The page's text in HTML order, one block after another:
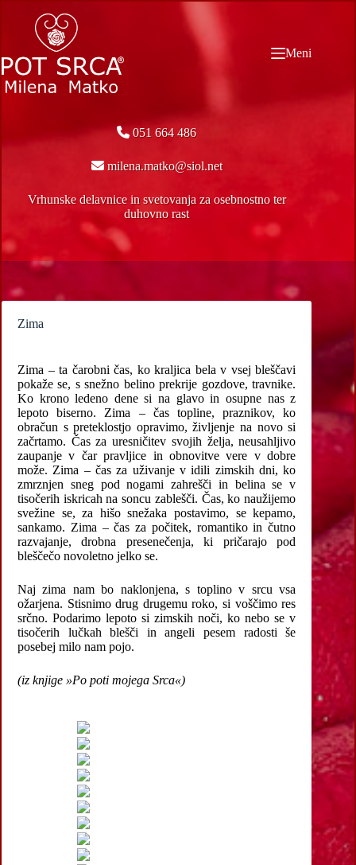
content
Meni
051 664 486
milena.matko@siol.net
Vrhunske delavnice in svetovanja za osebnostno ter
duhovno rast
Zima
Zima – ta čarobni čas, ko kraljica bela v vsej bleščavi
pokaže se, s snežno belino prekrije gozdove, travnike.
Ko krono ledeno dene si na glavo in osupne nas z
lepoto biserno. Zima – čas topline, praznikov, ko
obračun s preteklostjo opravimo, življenje na novo si
začrtamo. Čas za uresničitev svojih želja, neusahljivo
zaupanje v čar pravljice in obnovitve vere v dobre
može. Zima – čas za uživanje v idili zimskih dni, ko
zmrznjen sneg pod nogami zahrešči in belina se v
tisočerih iskricah na soncu zablešči. Čas, ko naužijemo
svežine se, za hišo snežaka postavimo, se kepamo,
sankamo. Zima – čas za počitek, romantiko in čutno
razvajanje, drobna presenečenja, ki pričarajo pod
bleščečo novoletno jelko se.
Naj zima nam bo naklonjena, s toplino v srcu vsa
ožarjena. Stisnimo drug drugemu roko, si voščimo res
srčno. Podarimo lepoto si zimskih noči, ko nebo se v
tisočerih lučkah blešči in angeli pesem radosti še
posebej milo nam pojo.
(iz knjige »Po poti mojega Srca«)